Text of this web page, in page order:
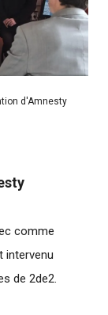
d'Amnesty
comme
intervenu
de 2de2.